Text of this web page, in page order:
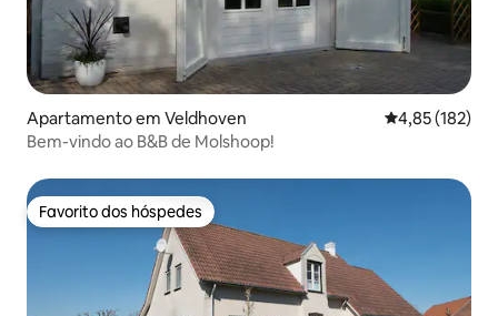
Apartamento em Veldhoven Classificação
4,85 (182)
Bem-vindo ao B&B de Molshoop!
Favorito dos hóspedes
Favorito dos hóspedes